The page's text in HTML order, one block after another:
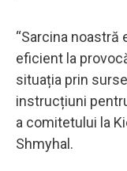
“Sarcina noastră
eficient la
situația prin
instrucțiuni
a comitetului la
Shmyhal.